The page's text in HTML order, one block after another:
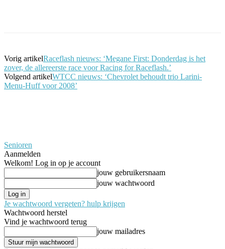
Vorig artikelRaceflash nieuws: ‘Megane First: Donderdag is het
zover, de allereerste race voor Racing for Raceflash.’
Volgend artikelWTCC nieuws: ‘Chevrolet behoudt trio Larini-
Menu-Huff voor 2008’
Senioren
Aanmelden
Welkom! Log in op je account
jouw gebruikersnaam
jouw wachtwoord
Je wachtwoord vergeten? hulp krijgen
Wachtwoord herstel
Vind je wachtwoord terug
jouw mailadres